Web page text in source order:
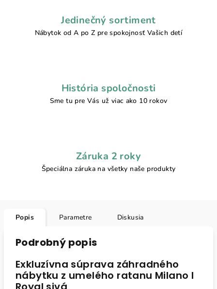
Jedinečný sortiment
Nábytok od A po Z pre spokojnosť Vašich detí
História spoločnosti
Sme tu pre Vás už viac ako 10 rokov
Záruka 2 roky
Špeciálna záruka na všetky naše produkty
Popis Parametre Diskusia
Podrobný popis
Exkluzívna súprava záhradného
nábytku z umelého ratanu Milano I